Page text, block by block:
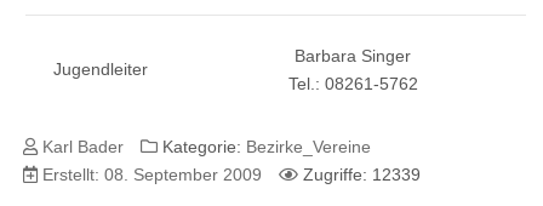
Jugendleiter
Barbara Singer
Tel.: 08261-5762
Karl Bader Kategorie: Bezirke_Vereine
Erstellt: 08. September 2009
Zugriffe: 12339